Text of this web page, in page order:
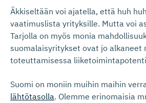
Äkkiseltään voi ajatella, että huh
vaatimuslista yrityksille. Mutta voi
Tarjolla on myös monia
suomalaisyritykset ovat jo alkaneet
toteuttamisessa
Suomi on moniin muihin maihin
lähtötasolla. Olemme erinomaisia